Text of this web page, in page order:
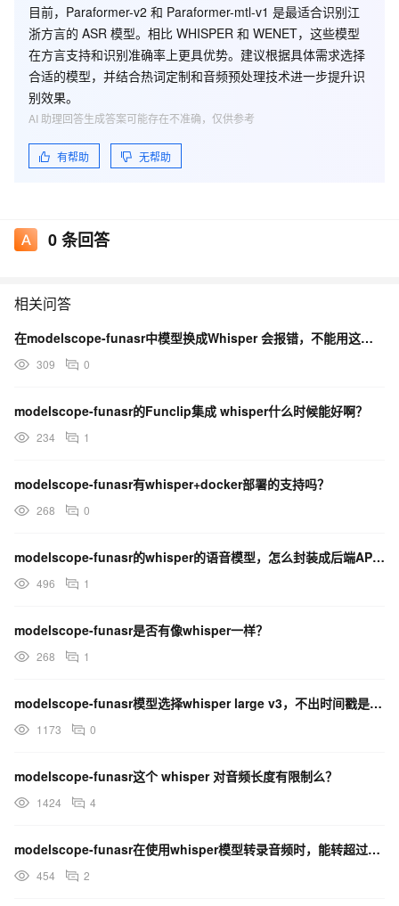
目前， Paraformer-v2 和 Paraformer-mtl-v1 是最适合识别江
浙方言的 ASR 模型。相比 WHISPER 和 WENET，这些模型
在方言支持和识别准确率上更具优势。建议根据具体需求选择
合适的模型，并结合热词定制和音频预处理技术进一步提升识
别效果。
有帮助 无帮助
AI 助理回答生成答案可能存在不准确，仅供参考
0条回答
相关问答
在modelscope-funasr中模型换成Whisper 会报错，不能用这个模型吗？
309 0
modelscope-funasr的Funclip集成 whisper什么时候能好啊？
234 1
modelscope-funasr有whisper+docker部署的支持吗？
268 0
modelscope-funasr的whisper的语音模型，怎么封装成后端API接口，供前端调用？
496 1
modelscope-funasr是否有像whisper一样？
268 1
modelscope-funasr模型选择whisper large v3，不出时间戳是正常的吗？
1173 0
modelscope-funasr这个 whisper 对音频长度有限制么？
1424 4
modelscope-funasr在使用whisper模型转录音频时，能转超过1分钟的么？
454 2